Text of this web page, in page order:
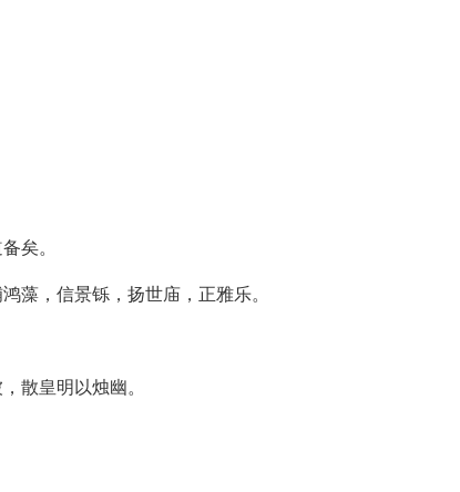
矣。
藻，信景铄，扬世庙，正雅乐。
散皇明以烛幽。